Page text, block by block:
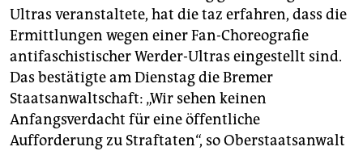
epaper login
Ultras veranstaltete, hat die taz erfahren, dass die
Ermittlungen wegen einer Fan-Choreografie
antifaschistischer Werder-Ultras eingestellt sind.
Das bestätigte am Dienstag die Bremer
Staatsanwaltschaft: „Wir sehen keinen
Anfangsverdacht für eine öffentliche
Aufforderung zu Straftaten“, so Oberstaatsanwalt